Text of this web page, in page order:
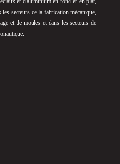
secteurs de la fabrication mécanique,
et de moules et dans les secteurs de